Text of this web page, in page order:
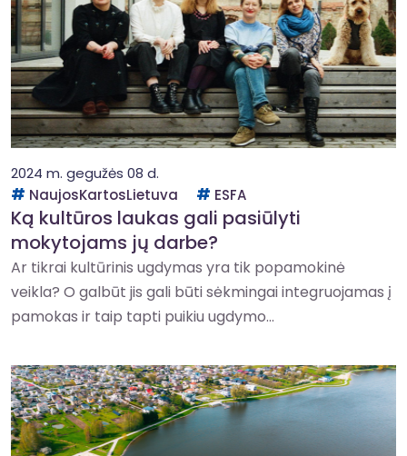
2024 m. gegužės 08 d.
NaujosKartosLietuva
ESFA
Ką kultūros laukas gali pasiūlyti
mokytojams jų darbe?
Ar tikrai kultūrinis ugdymas yra tik popamokinė
veikla? O galbūt jis gali būti sėkmingai integruojamas į
pamokas ir taip tapti puikiu ugdymo...